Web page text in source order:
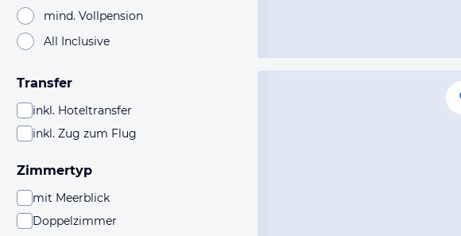
mind. Vollpension
All Inclusive
Transfer
inkl. Hoteltransfer
inkl. Zug zum Flug
Zimmertyp
mit Meerblick
Doppelzimmer